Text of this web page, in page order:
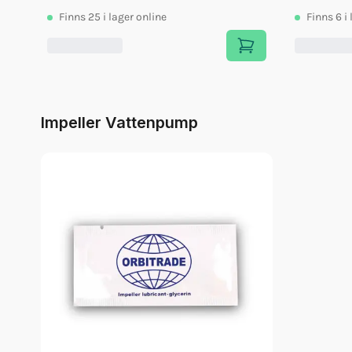
Finns 25 i lager online Finns6 i
Impeller Vattenpump